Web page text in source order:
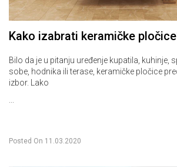
Posted On 11.03.2020
Kako izabrati keramičke
Bilo da je u pitanju uređenje kupatila, kuhinje,
sobe, hodnika ili terase, keramičke pločice
izbor. Lako